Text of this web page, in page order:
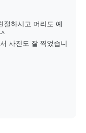
절하시고 머리도 예
사진도 잘 찍었습니